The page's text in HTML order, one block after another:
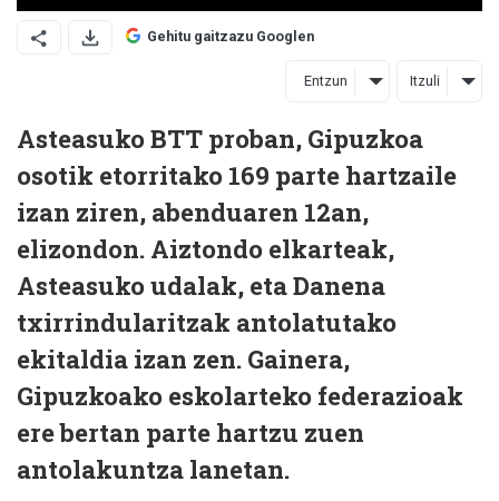
Gehitu gaitzazu Googlen
Entzun Itzuli
Asteasuko BTT proban, Gipuzkoa
osotik etorritako 169 parte hartzaile
izan ziren, abenduaren 12an,
elizondon. Aiztondo elkarteak,
Asteasuko udalak, eta Danena
txirrindularitzak antolatutako
ekitaldia izan zen. Gainera,
Gipuzkoako eskolarteko federazioak
ere bertan parte hartzu zuen
antolakuntza lanetan.